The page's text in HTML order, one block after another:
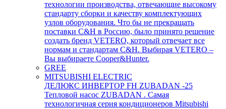
технологии производства, отвечающие высокому
стандарту сборки и качеству комплектующих
узлов оборудования. Что бы не прекращать
поставки C&H в Россию, было принято решение
создать бренд VETERO, который отвечает все
нормам и стандартам C&H. Выбирая VETERO –
Вы выбираете Cooper&Hunter.
GREE
MITSUBISHI ELECTRIC
ДЕЛЮКС ИНВЕРТОР FH ZUBADAN -25
Тепловой насос ZUBADAN . Самая
технологичная серия кондиционеров Mitsubishi